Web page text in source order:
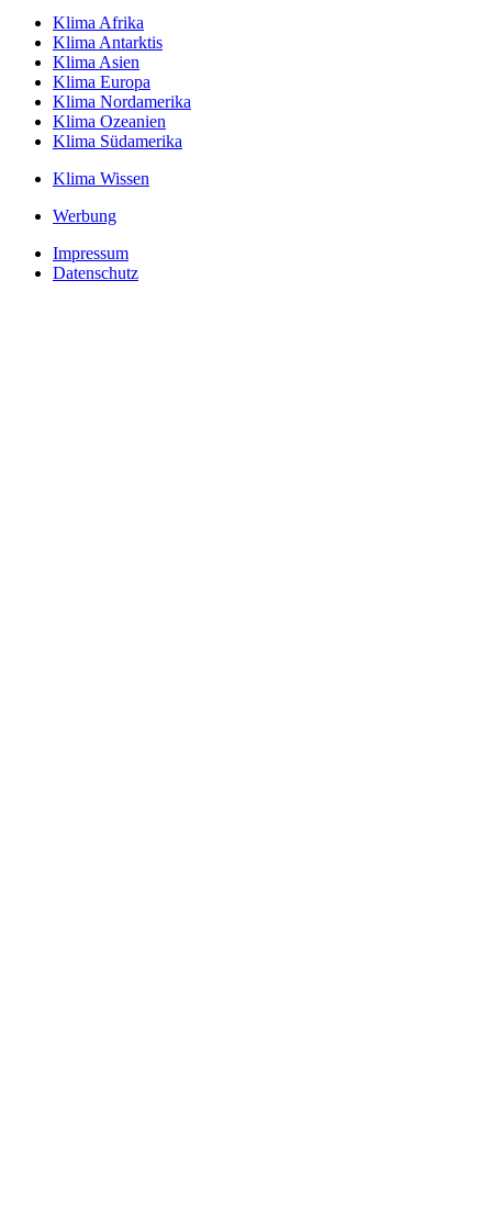
Klima Afrika
Klima Antarktis
Klima Asien
Klima Europa
Klima Nordamerika
Klima Ozeanien
Klima Südamerika
Klima Wissen
Werbung
Impressum
Datenschutz